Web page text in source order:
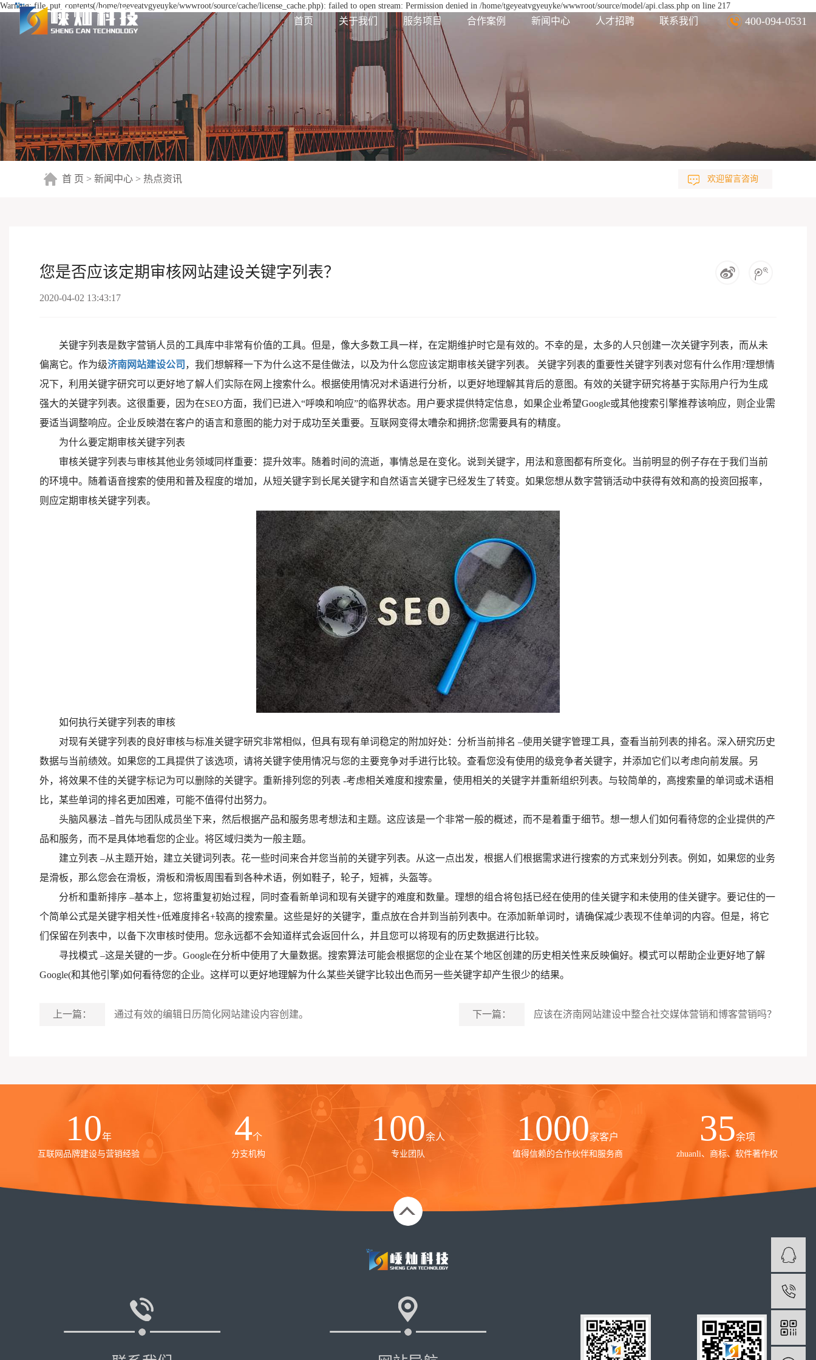
Warning: file_put_contents(/home/tgeyeatvgyeuyke/wwwroot/source/cache/license_cache.php): failed to open stream: Permission denied in /home/tgeyeatvgyeuyke/wwwroot/source/model/api.class.php on line 217
首页 关于我们 服务项目 合作案例 新闻中心 人才招聘 联系我们 400-094-0531
首 页 > 新闻中心 > 热点资讯 欢迎留言咨询
您是否应该定期审核网站建设关键字列表？
2020-04-02 13:43:17
关键字列表是数字营销人员的工具库中非常有价值的工具。但是，像大多数工具一样，在定期维护时它是有效的。不幸的是，太多的人只创建一次关键字列表，而从未
偏离它。作为级济南网站建设公司 ，我们想解释一下为什么这不是佳做法，以及为什么您应该定期审核关键字列表。 关键字列表的重要性关键字列表对您有什么作用?理想情
况下，利用关键字研究可以更好地了解人们实际在网上搜索什么。根据使用情况对术语进行分析，以更好地理解其背后的意图。有效的关键字研究将基于实际用户行为生成
强大的关键字列表。这很重要，因为在SEO方面，我们已进入“呼唤和响应”的临界状态。用户要求提供特定信息，如果企业希望Google或其他搜索引擎推荐该响应，则企业需
要适当调整响应。企业反映潜在客户的语言和意图的能力对于成功至关重要。互联网变得太嘈杂和拥挤;您需要具有的精度。
为什么要定期审核关键字列表
审核关键字列表与审核其他业务领域同样重要：提升效率。随着时间的流逝，事情总是在变化。说到关键字，用法和意图都有所变化。当前明显的例子存在于我们当前
的环境中。随着语音搜索的使用和普及程度的增加，从短关键字到长尾关键字和自然语言关键字已经发生了转变。如果您想从数字营销活动中获得有效和高的投资回报率，
则应定期审核关键字列表。
如何执行关键字列表的审核
对现有关键字列表的良好审核与标准关键字研究非常相似，但具有现有单词稳定的附加好处：分析当前排名 –使用关键字管理工具，查看当前列表的排名。深入研究历史
数据与当前绩效。如果您的工具提供了该选项，请将关键字使用情况与您的主要竞争对手进行比较。查看您没有使用的级竞争者关键字，并添加它们以考虑向前发展。另
外，将效果不佳的关键字标记为可以删除的关键字。重新排列您的列表 -考虑相关难度和搜索量，使用相关的关键字并重新组织列表。与较简单的，高搜索量的单词或术语相
比，某些单词的排名更加困难，可能不值得付出努力。
头脑风暴法 –首先与团队成员坐下来，然后根据产品和服务思考想法和主题。这应该是一个非常一般的概述，而不是着重于细节。想一想人们如何看待您的企业提供的产
品和服务，而不是具体地看您的企业。将区域归类为一般主题。
建立列表 –从主题开始，建立关键词列表。花一些时间来合并您当前的关键字列表。从这一点出发，根据人们根据需求进行搜索的方式来划分列表。例如，如果您的业务
是滑板，那么您会在滑板，滑板和滑板周围看到各种术语，例如鞋子，轮子，短裤，头盔等。
分析和重新排序 –基本上，您将重复初始过程，同时查看新单词和现有关键字的难度和数量。理想的组合将包括已经在使用的佳关键字和未使用的佳关键字。要记住的一
个简单公式是关键字相关性+低难度排名+较高的搜索量。这些是好的关键字，重点放在合并到当前列表中。在添加新单词时，请确保减少表现不佳单词的内容。但是，将它
们保留在列表中，以备下次审核时使用。您永远都不会知道样式会返回什么，并且您可以将现有的历史数据进行比较。
寻找模式 –这是关键的一步。Google在分析中使用了大量数据。搜索算法可能会根据您的企业在某个地区创建的历史相关性来反映偏好。模式可以帮助企业更好地了解
Google(和其他引擎)如何看待您的企业。这样可以更好地理解为什么某些关键字比较出色而另一些关键字却产生很少的结果。
上一篇： 通过有效的编辑日历简化网站建设内容创建。 下一篇： 应该在济南网站建设中整合社交媒体营销和博客营销吗？
10年
互联网品牌建设与营销经验
4个
分支机构
100余人
专业团队
1000家客户
值得信赖的合作伙伴和服务商
35余项
zhuanli、商标、软件著作权